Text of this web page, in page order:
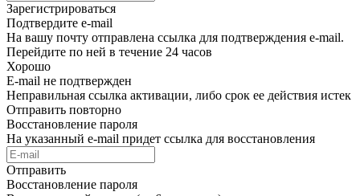
Зарегистрироваться
Подтвердите e-mail
На вашу почту отправлена ссылка для подтверждения e-mail.
Перейдите по ней в течение 24 часов
Хорошо
E-mail не подтвержден
Неправильная ссылка активации, либо срок ее действия истек
Отправить повторно
Восстановление пароля
На указанный e-mail придет ссылка для восстановления
Отправить
Восстановление пароля